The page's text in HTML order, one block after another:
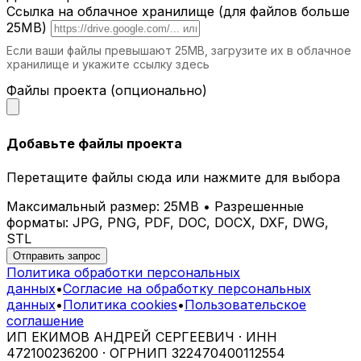
СПА и велнес-центры.Комфортные и
эстетичные шезлонги для максимального
расслабления.
Почему выбирают iParametric?
Индивидуальное проектирование.
учетом ваших потребностей.
Современные технологии.
проектирования и производства.
Долговечные материалы.Наши изделия
сохраняют свой вид и свойства на
протяжении многих лет.
Эстетика и комфорт.
шезлонги гармонично вписываются в
любое пространство.
Как заказать параметрический шезлонг
в Ставрополе?
Ссылка на облачное хранилище (для файлов больше
25MB)
Если ваши файлы превышают 25MB, загрузите их в облачное
хранилище и укажите ссылку здесь
Файлы проекта (опционально)
Добавьте файлы проекта
Перетащите файлы сюда или нажмите для выбора
Максимальный размер: 25MB • Разрешенные
форматы: JPG, PNG, PDF, DOC, DOCX, DXF, DWG,
STL
Отправить запрос
Политика обработки персональных
данных•Согласие на обработку персональных
данных•Политика cookies•Пользовательское
соглашение
ИП ЕКИМОВ АНДРЕЙ СЕРГЕЕВИЧ · ИНН
472100236200 · ОГРНИП 322470400112554